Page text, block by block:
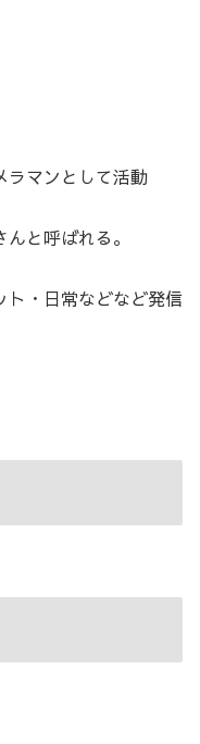
ラマンとして活動
と呼ばれる。
ト・日常などなど発信